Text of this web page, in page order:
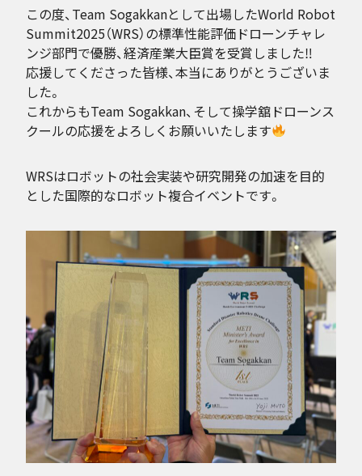
この度、Team Sogakkanとして出場したWorld Robot
Summit2025（WRS）の標準性能評価ドローンチャレ
ンジ部門で優勝、経済産業大臣賞を受賞しました‼
応援してくださった皆様、本当にありがとうございま
した。
これからもTeam Sogakkan、そして操学舘ドローンス
クールの応援をよろしくお願いいたします
WRSはロボットの社会実装や研究開発の加速を目的
とした国際的なロボット複合イベントです。